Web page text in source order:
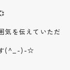
気を伝えていただ
す(^_-)-☆